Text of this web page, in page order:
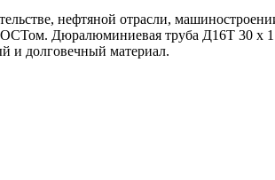
нефтяной отрасли,
Дюралюминиевая труба Д16Т 30 х
и долговечный материал.